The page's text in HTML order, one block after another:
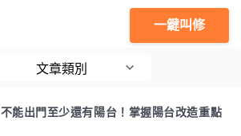
一鍵叫修
文章類別
不能出門至少還有陽台！掌握陽台改造重點